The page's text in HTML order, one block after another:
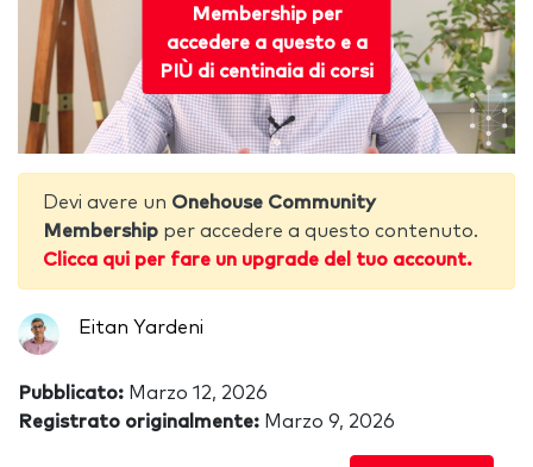
Membership per
accedere a questo e a
PIÙ di centinaia di corsi
Devi avere un Onehouse Community
Membership per accedere a questo contenuto.
Clicca qui per fare un upgrade del tuo account.
Eitan Yardeni
Pubblicato: Marzo 12, 2026
Registrato originalmente: Marzo 9, 2026